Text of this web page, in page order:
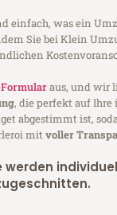
einfach, was ein
Sie bei Klein
aus, und wir
, die perfekt auf
abgestimmt ist,
mitvoller
werden